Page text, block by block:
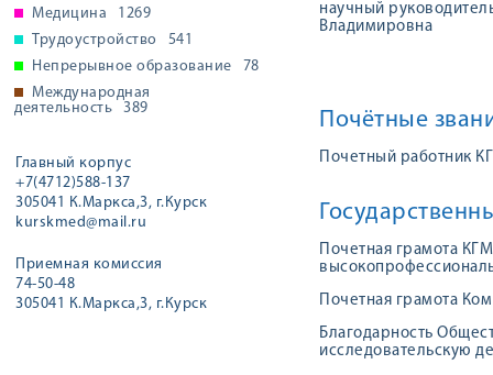
Медицина
1269
Трудоустройство
541
Непрерывное образование
78
Международная
деятельность
389
Главный корпус
+7(4712)588-137
305041 К.Маркса,3, г.Курск
kurskmed@mail.ru
Приемная комиссия
74-50-48
305041 К.Маркса,3, г.Курск
научный
Владимировна
Почётные
Почетный работник
Почетная грамота
Почетная грамота
Благодарность
исследовательскую